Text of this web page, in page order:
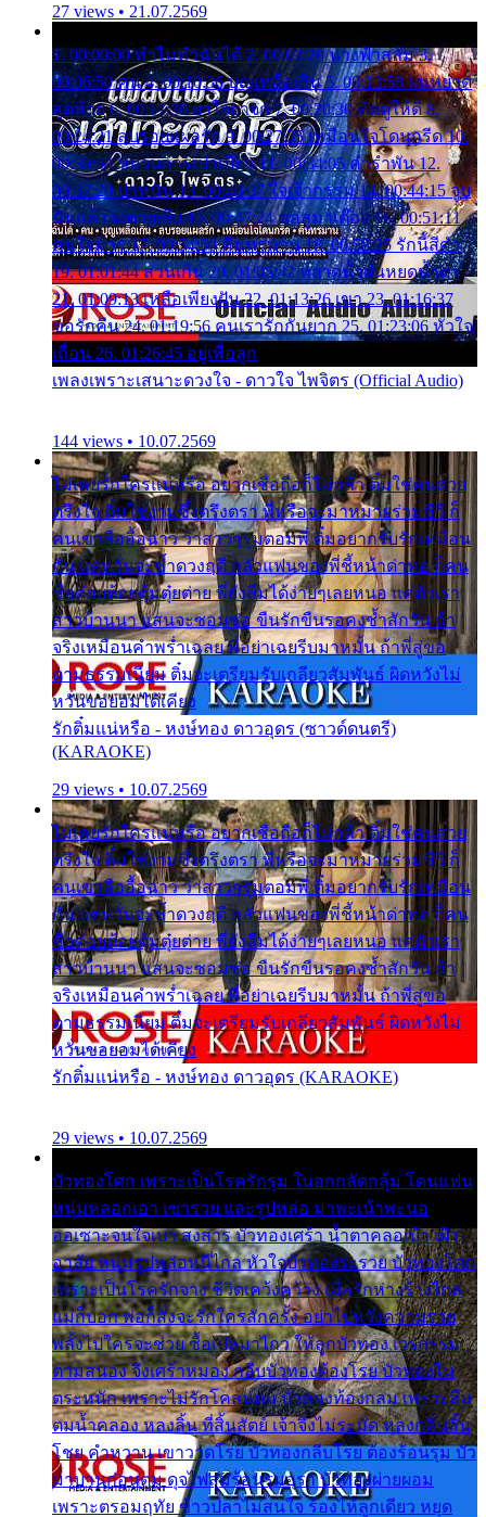
27 views • 21.07.2569
1. 00:00:00 ทำไมทำฉันได้ 2. 00:03:20 นางฟ้าสลัม 3.
00:06:50 คน 4. 00:10:36 บุญเหลือเกิน 5. 00:13:58 ฝนหยาด
สุดท้าย 6. 00:17:30 ยาใจยาจก 7. 00:20:30 คิดดูให้ดี 8.
00:24:21 ลบรอยแผลรัก 9. 00:27:35 เหมือนใจโดนกรีด 10.
00:30:54 ขบวนการเปาเปียว 11. 00:34:05 คำรำพัน 12.
00:37:20 ปาหนัน 13. 00:40:37 ใจเจ้ากรรม 14. 00:44:15 จูบ
ฉันแล้วจงตายเสีย 15. 00:47:24 ขอสูมาเต๊อะ 16. 00:51:11
คนใจมาร 17. 00:54:50 คืนทรมาน 18. 00:58:25 รักนี้สีดำ
19. 01:01:44 ส่วนเกิน 20. 01:05:42 หยาดน้ำฝนหยดน้ำตา
21. 01:09:13 เหลือเพียงฝัน 22. 01:13:26 เขา 23. 01:16:37
ขอรักคืน 24. 01:19:56 คนเรารักกันยาก 25. 01:23:06 หัวใจ
เถื่อน 26. 01:26:45 อยู่เพื่อลูก
เพลงเพราะเสนาะดวงใจ - ดาวใจ ไพจิตร (Official Audio)
144 views • 10.07.2569
ไม่เคยรักใครแน่หรือ อยากเชื่อถือก็ไม่กล้า ติ๋มใช่คนสวย
ตรึงใจ ติ๋มใช่งามซึ้งตรึงตรา พี่หรือจะมาหมายร่วมชีวี ก็
คนเขาลืออื้อฉาว ว่าสาวๆรุมตอมพี่ ติ๋มอยากรับรักเหมือน
กัน แต่หวั่นจะช้ำดวงฤดี กลัวแฟนของพี่ชี้หน้าด่าทอ ก็คน
ชื่อต๋อยต้อยตุ้มตุ๋ยต่าย พี่ยังลืมได้ง่ายๆเลยหนอ แค่ตัวเรา
สาวบ้านนา แสนจะซอมซ่อ ขืนรักขืนรอคงช้ำสักวัน ถ้า
จริงเหมือนคำพร่ำเฉลย พี่อย่าเฉยรีบมาหมั้น ถ้าพี่สู่ขอ
ตามธรรมเนียม ติ๋มจะเตรียมรับเกลียวสัมพันธ์ ผิดหวังไม่
หวั่นขอยอมได้เคียง
รักติ๋มแน่หรือ - หงษ์ทอง ดาวอุดร (ซาวด์ดนตรี)
(KARAOKE)
29 views • 10.07.2569
ไม่เคยรักใครแน่หรือ อยากเชื่อถือก็ไม่กล้า ติ๋มใช่คนสวย
ตรึงใจ ติ๋มใช่งามซึ้งตรึงตรา พี่หรือจะมาหมายร่วมชีวี ก็
คนเขาลืออื้อฉาว ว่าสาวๆรุมตอมพี่ ติ๋มอยากรับรักเหมือน
กัน แต่หวั่นจะช้ำดวงฤดี กลัวแฟนของพี่ชี้หน้าด่าทอ ก็คน
ชื่อต๋อยต้อยตุ้มตุ๋ยต่าย พี่ยังลืมได้ง่ายๆเลยหนอ แค่ตัวเรา
สาวบ้านนา แสนจะซอมซ่อ ขืนรักขืนรอคงช้ำสักวัน ถ้า
จริงเหมือนคำพร่ำเฉลย พี่อย่าเฉยรีบมาหมั้น ถ้าพี่สู่ขอ
ตามธรรมเนียม ติ๋มจะเตรียมรับเกลียวสัมพันธ์ ผิดหวังไม่
หวั่นขอยอมได้เคียง
รักติ๋มแน่หรือ - หงษ์ทอง ดาวอุดร (KARAOKE)
29 views • 10.07.2569
บัวทองโศก เพราะเป็นโรครักรุม ในอกกลัดกลุ้ม โดนแฟน
หนุ่มหลอกเอา เขารวย และรูปหล่อ มาพะเน้าพะนอ
ออเซาะจนใจเบา สงสาร บัวทองเศร้า น้ำตาคลอเบ้า เฝ้า
อาลัย หนุ่มรูปหล่อหนีไกล หัวใจบัวทองระรวย บัวทองโศก
เพราะเป็นโรครักจาง ชีวิตเคว้งคว้าง เมื่อรักห่างร้างไกล
แม่ก็บอก พ่อก็สั่งจะรักใครสักครั้ง อย่าไปหวังความรวย
พลั้งไปใครจะช่วย ซื้อเปลมาไกว ให้ลูกบัวทอง เวรกรรม
ตามสนอง จึงเศร้าหมอง กลีบบัวทองต้องโรย บัวทองไม่
ตระหนัก เพราะไม่รักโคลนตม บัวทองท้องกลม เพราะลืม
ตมน้ำคลอง หลงลิ้น ที่สิ้นสัตย์ เจ้าจึงไม่ระมัด หลงกลิ่นลิ้น
โชย คำหวาน เขาวาดโรย บัวทองกลีบโรย ต้องร้อนรุม บัว
มาบานก่อนตูม ดุจไฟสุมร้อนรุมอุรา บัวทองผ่ายผอม
เพราะตรอมฤทัย ข้าวปลาไม่สนใจ ร้องไห้ลูกเดียว หยุด